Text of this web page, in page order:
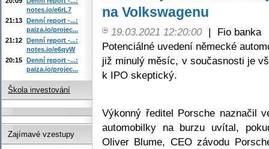
na Volkswagenu
19.03.2021 12:20:00 |
Fio banka
Potenciálné uvedení německé
již minulý měsíc, v současnosti je
k IPO skeptický.
Výkonný ředitel Porsche naznačil
automobilky na burzu uvítal,
Oliver Blume, CEO závodu
notes.io/e6rL7
21:13 Denní report -...:
paiza.io/projec...
21:12 Denní report -...:
notes.io/e6qyW
20:15 Denní report -...:
paiza.io/projec...
Škola investování
Zajímavé vzestupy